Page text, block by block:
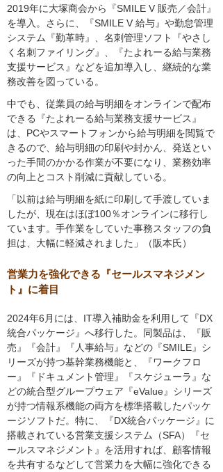
2019年に大塚商会から『SMILE V 販売／会計』
を導入。さらに、『SMILE V 給与』や勤怠管理
システム『勤革時』、名刺管理ソフト『やさし
く名刺ファイリング』、『たよれーる給与業務
支援サービス』などを追加導入し、継続的な業
務改善を図っている。
中でも、従業員の給与明細をオンラインで配布
できる『たよれーる給与業務支援サービス』
は、PCやスマートフォンから給与明細を閲覧で
きるので、給与明細の印刷や封かん、発送とい
った手間のかかる作業が不要になり、業務効率
の向上とコスト削減に貢献している。
「以前は給与明細を紙に印刷して手渡していま
したが、現在はほぼ100％オンラインに移行し
ています。手作業をしていた事務スタッフの負
担は、大幅に軽減されました」（阪本氏）
営業力を強化できる『セールスマネジメン
ト』に着目
2024年6月には、IT導入補助金を利用して『DX
統合パッケージ』へ移行した。同製品は、『販
売』『会計』『人事給与』などの『SMILE』シ
リーズが持つ基幹業務機能と、『ワークフロ
ー』『ドキュメント管理』『スケジューラ』な
どの統合型グループウェア『eValue』シリーズ
が持つ情報系機能の両方を標準搭載したパッケ
ージソフトだ。特に、『DX統合パッケージ』に
搭載されている営業支援システム（SFA）『セ
ールスマネジメント』を活用すれば、顧客情報
を共有するなどして営業力を大幅に強化できる